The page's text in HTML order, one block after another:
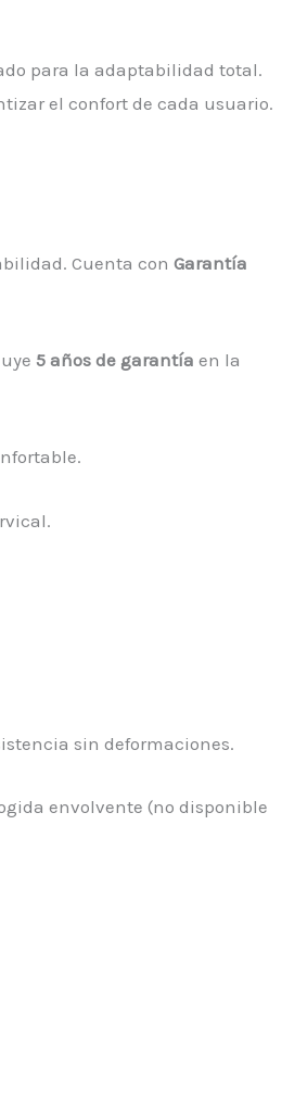
para la adaptabilidad total.
el confort de cada usuario.
Cuenta con Garantía
5 años de garantía en la
sin deformaciones.
envolvente (no disponible